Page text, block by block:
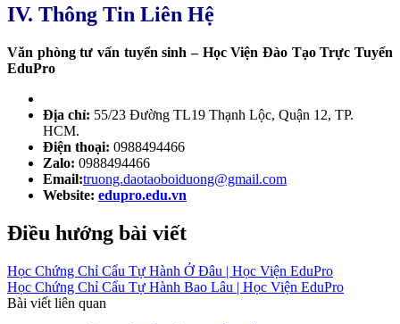
IV. Thông Tin Liên Hệ
Văn phòng tư vấn tuyển sinh – Học Viện Đào Tạo Trực Tuyến
EduPro
Địa chỉ: 55/23 Đường TL19 Thạnh Lộc, Quận 12, TP.
HCM.
Điện thoại: 0988494466
Zalo: 0988494466
Email:truong.daotaoboiduong@gmail.com
Website: edupro.edu.vn
Điều hướng bài viết
Học Chứng Chỉ Cẩu Tự Hành Ở Đâu | Học Viện EduPro
Học Chứng Chỉ Cẩu Tự Hành Bao Lâu | Học Viện EduPro
Bài viết liên quan